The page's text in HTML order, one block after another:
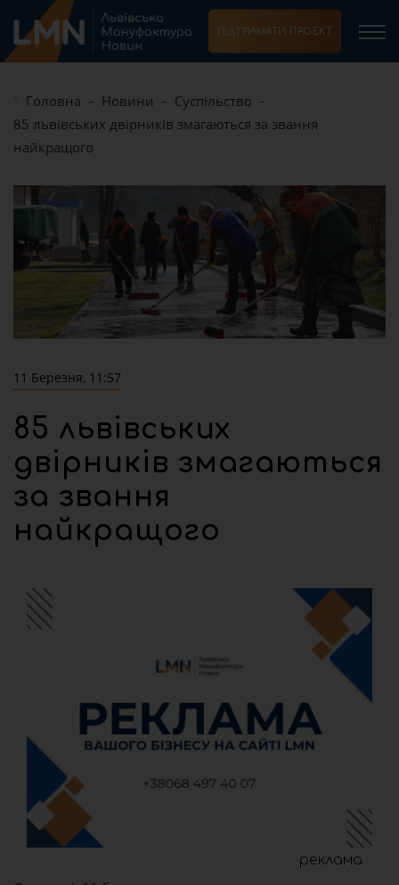
ПІДТРИМАТИ ПРОЕКТ
Головна Новини
Суспільство
85 львівських двірників змагаються за звання
найкращого
11 Березня, 11:57
85 львівських
двірників змагаються
за звання
найкращого
реклама